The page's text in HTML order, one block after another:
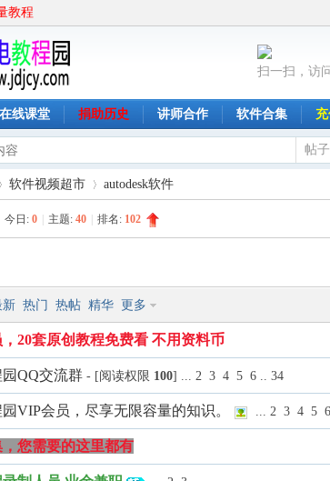
教程
扫一扫，访
在线课堂 捐助历史 讲师合作 软件合集
帖子
软件视频超市 autodesk软件
今日: 0 主题: 40 排名: 102
新 热门 热帖 精华 更多
20套原创教程免费看 不用资料币
QQ交流群 - [阅读权限 100] ... 2 3 4 5 6 .. 34
VIP会员，尽享无限容量的知识。 ... 2 3 4 5 6
您需要的这里都有